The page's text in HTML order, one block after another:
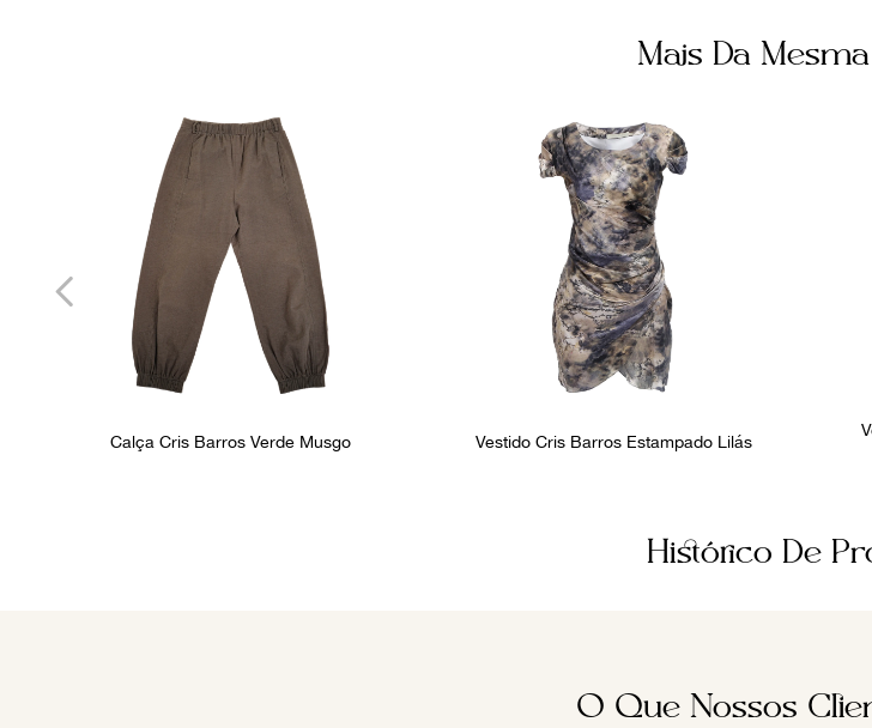
Mais Da
Calça Cris Barros Verde Musgo Vestido Cris Barros Estampado Lilás
Histórico De
O Que Nossos